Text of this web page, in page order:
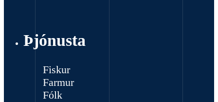
Þjónusta
Fiskur
Farmur
Fólk